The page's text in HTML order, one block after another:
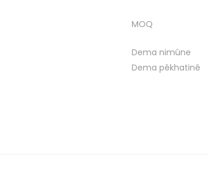
MOQ
Dema nimûne
Dema pêkhatinê